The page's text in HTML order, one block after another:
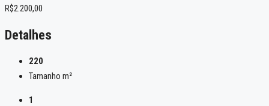
R$2.200,00
Detalhes
220
Tamanho m²
1